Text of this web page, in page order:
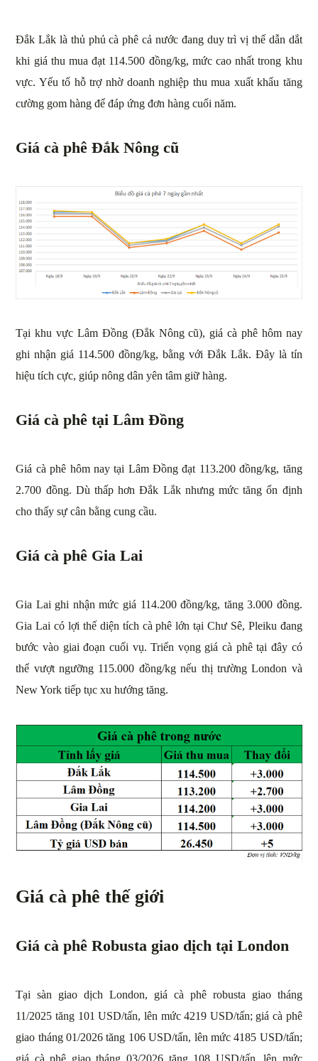
Đắk Lắk là thủ phủ cà phê cả nước đang duy trì vị thế dẫn dắt
khi giá thu mua đạt 114.500 đồng/kg, mức cao nhất trong khu
vực. Yếu tố hỗ trợ nhờ doanh nghiệp thu mua xuất khẩu tăng
cường gom hàng để đáp ứng đơn hàng cuối năm.
Giá cà phê Đắk Nông cũ
Tại khu vực Lâm Đồng (Đắk Nông cũ), giá cà phê hôm nay
ghi nhận giá 114.500 đồng/kg, bằng với Đắk Lắk. Đây là tín
hiệu tích cực, giúp nông dân yên tâm giữ hàng.
Giá cà phê tại Lâm Đồng
Giá cà phê hôm nay tại Lâm Đồng đạt 113.200 đồng/kg, tăng
2.700 đồng. Dù thấp hơn Đắk Lắk nhưng mức tăng ổn định
cho thấy sự cân bằng cung cầu.
Giá cà phê Gia Lai
Gia Lai ghi nhận mức giá 114.200 đồng/kg, tăng 3.000 đồng.
Gia Lai có lợi thế diện tích cà phê lớn tại Chư Sê, Pleiku đang
bước vào giai đoạn cuối vụ. Triển vọng giá cà phê tại đây có
thể vượt ngưỡng 115.000 đồng/kg nếu thị trường London và
New York tiếp tục xu hướng tăng.
Giá cà phê thế giới
Giá cà phê Robusta giao dịch tại London
Tại sàn giao dịch London, giá cà phê robusta giao tháng
11/2025 tăng 101 USD/tấn, lên mức 4219 USD/tấn; giá cà phê
giao tháng 01/2026 tăng 106 USD/tấn, lên mức 4185 USD/tấn;
giá cà phê giao tháng 03/2026 tăng 108 USD/tấn, lên mức